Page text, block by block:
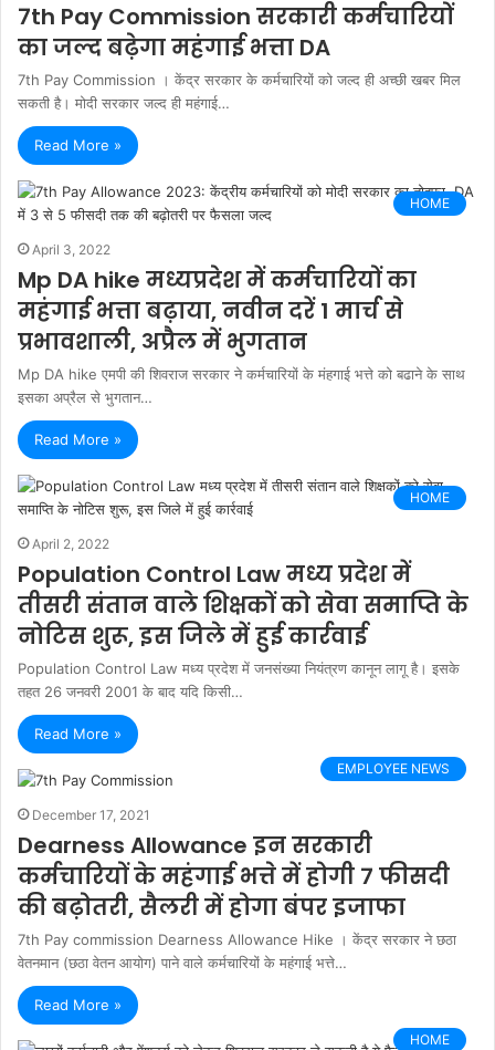
7th Pay Commission सरकारी कर्मचारियों
का जल्द बढ़ेगा महंगाई भत्ता DA
7th Pay Commission । केंद्र सरकार के कर्मचारियों को जल्द ही अच्छी खबर मिल
सकती है। मोदी सरकार जल्द ही महंगाई…
Read More »
HOME
April 3, 2022
Mp DA hike मध्यप्रदेश में कर्मचारियों का
महंगाई भत्ता बढ़ाया, नवीन दरें 1 मार्च से
प्रभावशाली, अप्रैल में भुगतान
Mp DA hike एमपी की शिवराज सरकार ने कर्मचारियों के मंहगाई भत्ते को बढाने के साथ
इसका अप्रैल से भुगतान…
Read More »
HOME
April 2, 2022
Population Control Law मध्य प्रदेश में
तीसरी संतान वाले शिक्षकों को सेवा समाप्ति के
नोटिस शुरू, इस जिले में हुई कार्रवाई
Population Control Law मध्य प्रदेश में जनसंख्या नियंत्रण कानून लागू है। इसके
तहत 26 जनवरी 2001 के बाद यदि किसी…
Read More »
EMPLOYEE NEWS
December 17, 2021
Dearness Allowance इन सरकारी
कर्मचारियों के महंगाई भत्ते में होगी 7 फीसदी
की बढ़ोतरी, सैलरी में होगा बंपर इजाफा
7th Pay commission Dearness Allowance Hike । केंद्र सरकार ने छठा
वेतनमान (छठा वेतन आयोग) पाने वाले कर्मचारियों के महंगाई भत्ते…
Read More »
HOME